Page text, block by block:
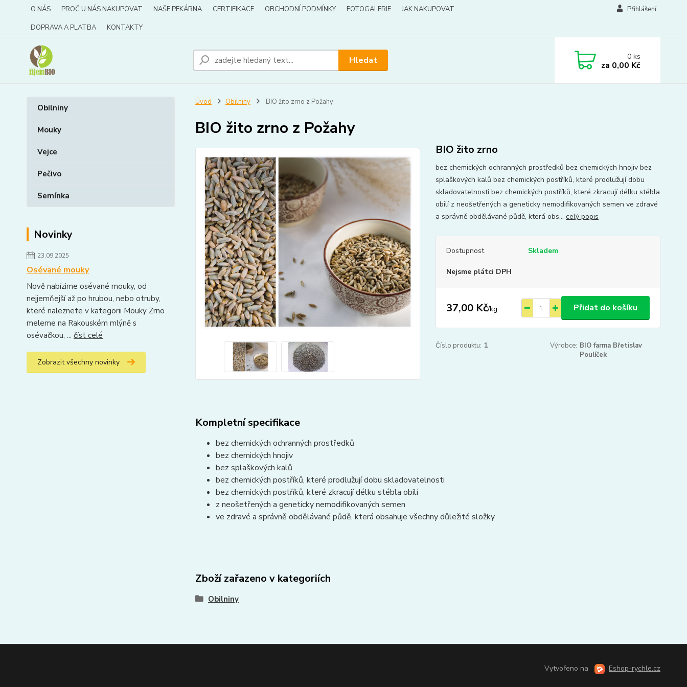
O NÁS PROČ U NÁS NAKUPOVAT NAŠE PEKÁRNA CERTIFIKACE OBCHODNÍ PODMÍNKY FOTOGALERIE
JAK NAKUPOVAT
DOPRAVA A PLATBA
KONTAKTY
Přihlášení
Hledat 0ks
za 0,00 Kč
Obilniny
Mouky
Vejce
Pečivo
Semínka
Novinky
23.09.2025
Osévané mouky
Nově nabízime osévané mouky, od
nejjemňejší až po hrubou, nebo otruby,
které naleznete v kategorii Mouky Zrno
meleme na Rakouském mlýně s
osévačkou, ... číst celé
Zobrazit všechny novinky
Úvod Obilniny BIO žito zrno z Požahy
BIO žito zrno z Požahy
BIO žito zrno
bez chemických ochranných prostředků bez chemických hnojiv bez
splaškových kalů bez chemických postříků, které prodlužují dobu
skladovatelnosti bez chemických postříků, které zkracují délku stébla
obilí z neošetřených a geneticky nemodifikovaných semen ve zdravé
a správně obdělávané půdě, která obs... celý popis
Dostupnost Skladem
Nejsme plátci DPH
37,00 Kč/kg Přidat do košíku
Číslo produktu: 1 Výrobce: BIO farma Břetislav
Poulíček
Kompletní specifikace
bez chemických ochranných prostředků
bez chemických hnojiv
bez splaškových kalů
bez chemických postříků, které prodlužují dobu skladovatelnosti
bez chemických postříků, které zkracují délku stébla obilí
z neošetřených a geneticky nemodifikovaných semen
ve zdravé a správně obdělávané půdě, která obsahuje všechny důležité složky
Zboží zařazeno v kategoriích
Obilniny
Vytvořeno na Eshop-rychle.cz